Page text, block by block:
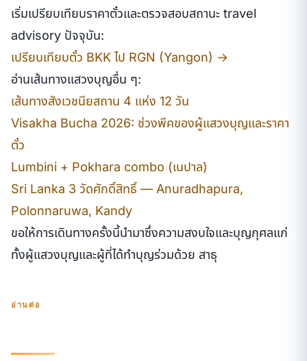
เริ่มเปรียบเทียบราคาตั๋วและตรวจสอบสถานะ travel
advisory ปัจจุบัน:
เปรียบเทียบตั๋ว BKK ไป RGN (Yangon) →
อ่านเส้นทางแสวงบุญอื่น ๆ:
เส้นทางสังเวชนียสถาน 4 แห่ง 12 วัน
Visakha Bucha 2026: ช่วงพีคของผู้แสวงบุญและราคา
ตั๋ว
Lumbini + Pokhara combo (เนปาล)
Sri Lanka 3 วัดศักดิ์สิทธิ์ — Anuradhapura,
Polonnaruwa, Kandy
ขอให้การเดินทางครั้งนี้นำมาซึ่งความสงบใจและบุญกุศลแก่
ทั้งผู้แสวงบุญและผู้ที่ได้ทำบุญร่วมด้วย สาธุ
อ่านต่อ